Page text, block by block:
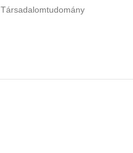
Társadalomtudomány